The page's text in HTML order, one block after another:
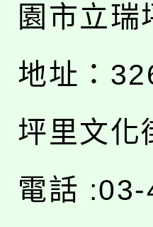
園市立瑞
地址：
坪里文化
電話